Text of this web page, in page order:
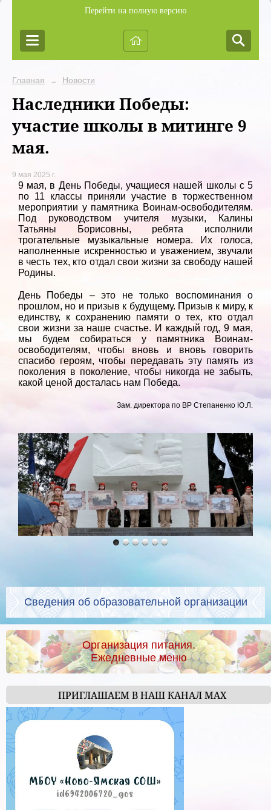
Перейти на полную версию
Главная → Новости
Наследники Победы:
участие школы в митинге 9
мая.
9 мая 2025 г.
9 мая, в День Победы, учащиеся нашей школы с 5
по 11 классы приняли участие в торжественном
мероприятии у памятника Воинам-освободителям.
Под руководством учителя музыки, Калины
Татьяны Борисовны, ребята исполнили
трогательные музыкальные номера. Их голоса,
наполненные искренностью и уважением, звучали
в честь тех, кто отдал свои жизни за свободу нашей
Родины.
День Победы – это не только воспоминания о
прошлом, но и призыв к будущему. Призыв к миру, к
единству, к сохранению памяти о тех, кто отдал
свои жизни за наше счастье. И каждый год, 9 мая,
мы будем собираться у памятника Воинам-
освободителям, чтобы вновь и вновь говорить
спасибо героям, чтобы передавать эту память из
поколения в поколение, чтобы никогда не забыть,
какой ценой досталась нам Победа.
Зам. директора по ВР Степаненко Ю.Л.
Сведения об образовательной организации
Организация питания.
Ежедневные меню
ПРИГЛАШАЕМ В НАШ КАНАЛ МАХ